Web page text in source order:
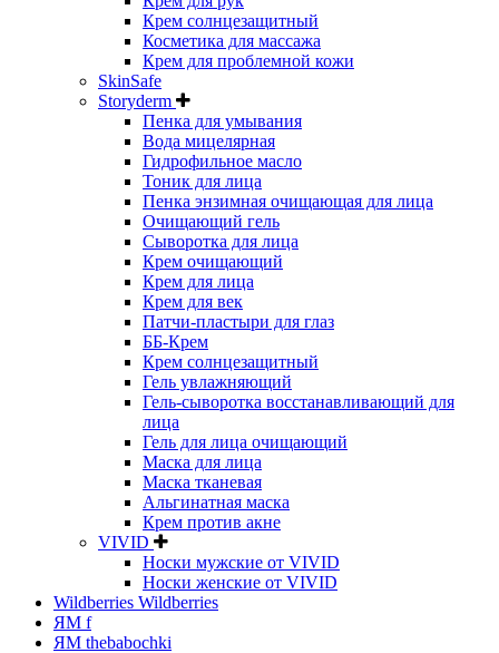
Крем солнцезащитный
Косметика для массажа
Крем для проблемной кожи
SkinSafe
Storyderm
Пенка для умывания
Вода мицелярная
Гидрофильное масло
Тоник для лица
Пенка энзимная очищающая для лица
Очищающий гель
Сыворотка для лица
Крем очищающий
Крем для лица
Крем для век
Патчи-пластыри для глаз
ББ-Крем
Крем солнцезащитный
Гель увлажняющий
Гель-сыворотка восстанавливающий для
лица
Гель для лица очищающий
Маска для лица
Маска тканевая
Альгинатная маска
Крем против акне
VIVID
Носки мужские от VIVID
Носки женские от VIVID
Wildberries Wildberries
ЯМ f
ЯМ thebabochki